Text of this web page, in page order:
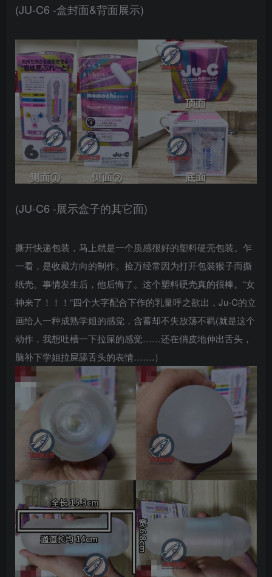
(JU-C6 -盒封面&背面展示)
(JU-C6 -展示盒子的其它面)
撕开快递包装，马上就是一个质感很好的塑料硬壳包装。乍
一看，是收藏方向的制作。捡万经常因为打开包装猴子而撕
纸壳。事情发生后，他后悔了。这个塑料硬壳真的很棒。“女
神来了！！！“四个大字配合下作的乳量呼之欲出，Ju-C的立
画给人一种成熟学姐的感觉，含蓄却不失放荡不羁(就是这个
动作，我想吐槽一下拉屎的感觉……还在俏皮地伸出舌头，
脑补下学姐拉屎舔舌头的表情…….）